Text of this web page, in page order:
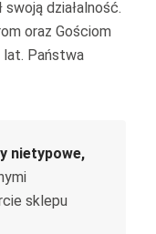
działalność.
oraz Gościom
lat. Państwa
nietypowe,
sklepu